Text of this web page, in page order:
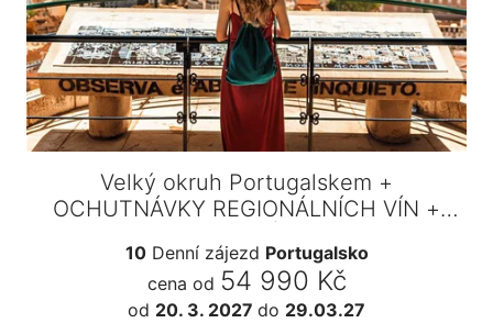
Velký okruh Portugalskem +
OCHUTNÁVKY REGIONÁLNÍCH VÍN +
10Denní zájezd Portugalsko
cena od 54 990 Kč
od 20. 3. 2027 do 29.03.27